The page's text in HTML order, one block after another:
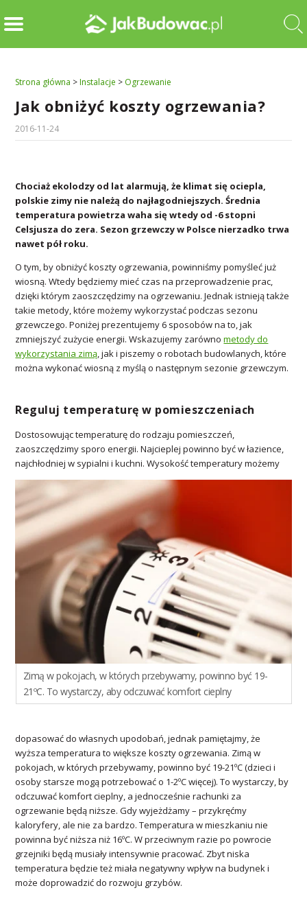
Strona główna >Instalacje > Ogrzewanie
Jak obniżyć koszty ogrzewania?
2016-11-24
Chociaż ekolodzy od lat alarmują, że klimat się ociepla,
polskie zimy nie należą do najłagodniejszych. Średnia
temperatura powietrza waha się wtedy od -6 stopni
Celsjusza do zera. Sezon grzewczy w Polsce nierzadko trwa
nawet pół roku.
O tym, by obniżyć koszty ogrzewania, powinniśmy pomyśleć już
wiosną. Wtedy będziemy mieć czas na przeprowadzenie prac,
dzięki którym zaoszczędzimy na ogrzewaniu. Jednak istnieją także
takie metody, które możemy wykorzystać podczas sezonu
grzewczego. Poniżej prezentujemy 6 sposobów na to, jak
zmniejszyć zużycie energii. Wskazujemy zarównometody do
wykorzystania zimą, jak i piszemy o robotach budowlanych, które
można wykonać wiosną z myślą o następnym sezonie grzewczym.
Reguluj temperaturę w pomieszczeniach
Dostosowując temperaturę do rodzaju pomieszczeń,
zaoszczędzimy sporo energii. Najcieplej powinno być w łazience,
najchłodniej w sypialni i kuchni. Wysokość temperatury możemy
Zimą w pokojach, w których przebywamy, powinno być 19-
21ºC. To wystarczy, aby odczuwać komfort cieplny
dopasować do własnych upodobań, jednak pamiętajmy, że
wyższa temperatura to większe koszty ogrzewania. Zimą w
pokojach, w których przebywamy, powinno być 19-21ºC (dzieci i
osoby starsze mogą potrzebować o 1-2ºC więcej). To wystarczy, by
odczuwać komfort cieplny, a jednocześnie rachunki za
ogrzewanie będą niższe. Gdy wyjeżdżamy – przykręćmy
kaloryfery, ale nie za bardzo. Temperatura w mieszkaniu nie
powinna być niższa niż 16ºC. W przeciwnym razie po powrocie
grzejniki będą musiały intensywnie pracować. Zbyt niska
temperatura będzie też miała negatywny wpływ na budynek i
może doprowadzić do rozwoju grzybów.